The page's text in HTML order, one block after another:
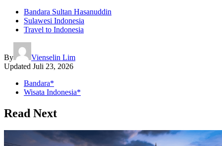
Bandara Sultan Hasanuddin
Sulawesi Indonesia
Travel to Indonesia
By
Vienselin Lim
Updated Juli 23, 2026
Bandara*
Wisata Indonesia*
Read Next